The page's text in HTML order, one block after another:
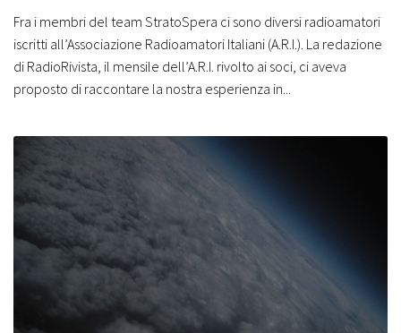
Fra i membri del team StratoSpera ci sono diversi radioamatori
iscritti all’Associazione Radioamatori Italiani (A.R.I.). La redazione
di RadioRivista, il mensile dell’A.R.I. rivolto ai soci, ci aveva
proposto di raccontare la nostra esperienza in...